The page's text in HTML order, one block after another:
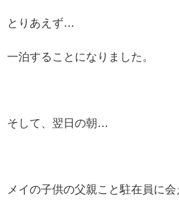
とりあえず…
一泊することになりました。
そして、翌日の朝…
メイの子供の父親こと駐在員に会